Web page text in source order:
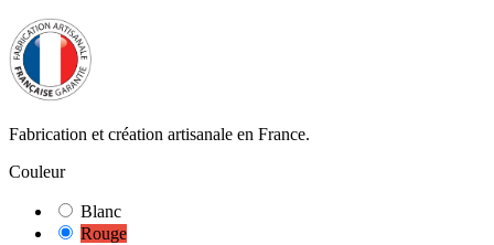
Fabrication et création artisanale en France.
Couleur
Blanc
Rouge